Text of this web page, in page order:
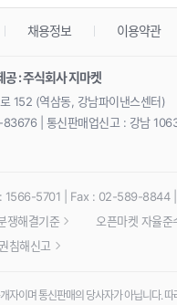
채용정보 이용약관
공 : 주식회사 지마켓
152 (역삼동, 강남파이낸스센터)
| 통신판매업신고 : 강남
1566-5701 | Fax : 02-589-8844
쟁해결기준
오픈마켓 자율준
침해신고
자이며 통신판매의 당사자가 아닙니다.